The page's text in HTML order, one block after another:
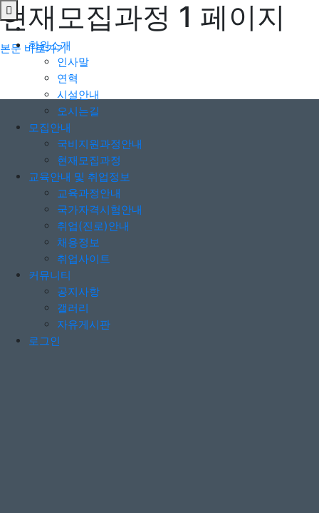
현재모집과정 1 페이지
본문 바로가기
학원소개
인사말
연혁
시설안내
오시는길
모집안내
국비지원과정안내
현재모집과정
교육안내 및 취업정보
교육과정안내
국가자격시험안내
취업(진로)안내
채용정보
취업사이트
커뮤니티
공지사항
갤러리
자유게시판
로그인